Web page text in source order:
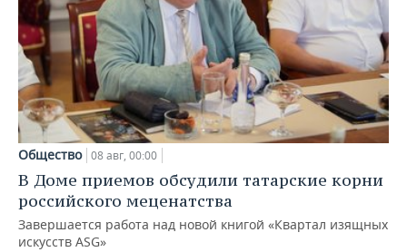
Общество 08 авг, 00:00
В Доме приемов обсудили татарские корни
российского меценатства
Завершается работа над новой книгой «Квартал изящных
искусств ASG»